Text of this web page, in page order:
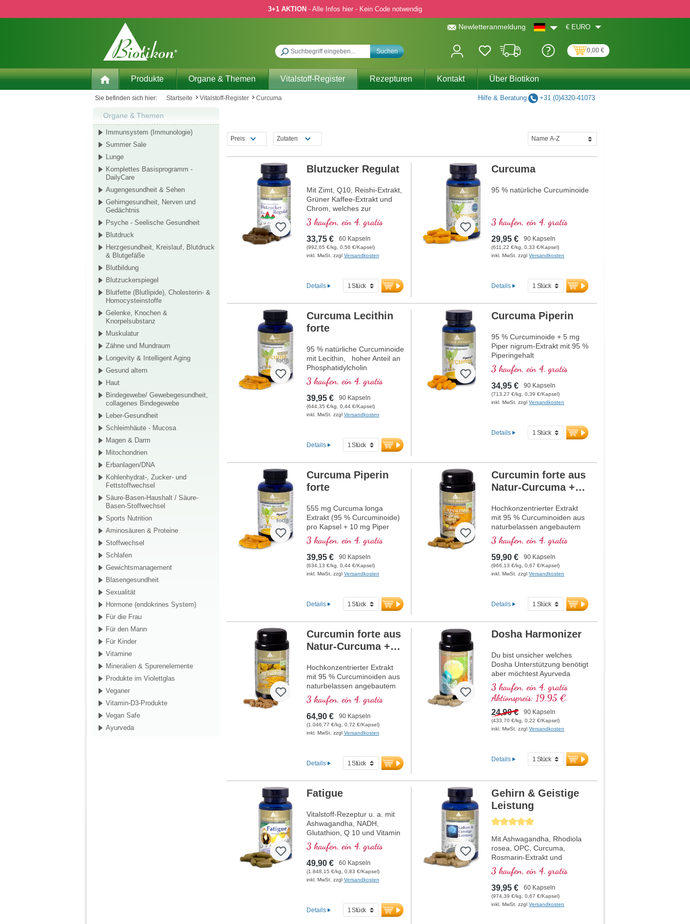
3+1 AKTION - Alle Infos hier - Kein Code notwendig
Newletteranmeldung € EURO
Suchen 0,00 €
Produkte Organe & Themen Vitalstoff-Register Rezepturen Kontakt Über Biotikon
Sie befinden sich hier: Startseite Vitalstoff-Register Curcuma Hilfe & Beratung +31 (0)4320-41073
Organe & Themen
Immunsystem (Immunologie)
Summer Sale
Lunge
Komplettes Basisprogramm -
DailyCare
Augengesundheit & Sehen
Gehirngesundheit, Nerven und
Gedächtnis
Psyche - Seelische Gesundheit
Blutdruck
Herzgesundheit, Kreislauf, Blutdruck
& Blutgefäße
Blutbildung
Blutzuckerspiegel
Blutfette (Blutlipide), Cholesterin- &
Homocysteinstoffe
Gelenke, Knochen &
Knorpelsubstanz
Muskulatur
Zähne und Mundraum
Longevity & Intelligent Aging
Gesund altern
Haut
Bindegewebe/ Gewebegesundheit,
collagenes Bindegewebe
Leber-Gesundheit
Schleimhäute - Mucosa
Magen & Darm
Mitochondrien
Erbanlagen/DNA
Kohlenhydrat-, Zucker- und
Fettstoffwechsel
Säure-Basen-Haushalt / Säure-
Basen-Stoffwechsel
Sports Nutrition
Aminosäuren & Proteine
Stoffwechsel
Schlafen
Gewichtsmanagement
Blasengesundheit
Sexualität
Hormone (endokrines System)
Für die Frau
Für den Mann
Für Kinder
Vitamine
Mineralien & Spurenelemente
Produkte im Violettglas
Veganer
Vitamin-D3-Produkte
Vegan Safe
Ayurveda
Preis Zutaten
Blutzucker Regulat
Mit Zimt, Q10, Reishi-Extrakt,
Grüner Kaffee-Extrakt und
Chrom, welches zur
Aufrechterhaltung eines
normalen Blutzuckerspiegels
beiträgt.
3 kaufen, ein 4. gratis
33,75 € 60 Kapseln
(992,65 €/kg, 0,56 €/Kapsel)
inkl. MwSt. zzgl Versandkosten
Details
Curcuma
95 % natürliche Curcuminoide
3 kaufen, ein 4. gratis
29,95 € 90 Kapseln
(611,22 €/kg, 0,33 €/Kapsel)
inkl. MwSt. zzglVersandkosten
Details
Curcuma Lecithin
forte
95 % natürliche Curcuminoide
mit Lecithin, hoher Anteil an
Phosphatidylcholin
3 kaufen, ein 4. gratis
39,95 € 90 Kapseln
(644,35 €/kg, 0,44 €/Kapsel)
inkl. MwSt. zzgl Versandkosten
Details
Curcuma Piperin
95 % Curcuminoide + 5 mg
Piper nigrum-Extrakt mit 95 %
Piperingehalt
3 kaufen, ein 4. gratis
34,95 € 90 Kapseln
(713,27 €/kg, 0,39 €/Kapsel)
inkl. MwSt. zzglVersandkosten
Details
Curcuma Piperin
forte
555 mg Curcuma longa
Extrakt (95 % Curcuminoide)
pro Kapsel + 10 mg Piper
nigrum-Extrakt
3 kaufen, ein 4. gratis
39,95 € 90 Kapseln
(634,13 €/kg, 0,44 €/Kapsel)
inkl. MwSt. zzgl Versandkosten
Details
Curcumin forte aus
Natur-Curcuma +
Hochkonzentrierter Extrakt
mit 95 % Curcuminoiden aus
naturbelassen angebautem
Curcuma longa und Ingwer-
Extrakt aus ebenfalls
naturbelassenem Anbau, im
hochwertigen Violettglas.
3 kaufen, ein 4. gratis
59,90 € 90 Kapseln
(966,13 €/kg, 0,67 €/Kapsel)
inkl. MwSt. zzglVersandkosten
Details
Curcumin forte aus
Natur-Curcuma +
Hochkonzentrierter Extrakt
mit 95 % Curcuminoiden aus
naturbelassen angebautem
Curcuma longa in
Kombination mit
Schwarzpfefferextrakt,
ebenfalls aus
naturbelassenem Anbau, im
3 kaufen, ein 4. gratis
64,90 € 90 Kapseln
(1.046,77 €/kg, 0,72 €/Kapsel)
inkl. MwSt. zzgl Versandkosten
Details
Dosha Harmonizer
Du bist unsicher welches
Dosha Unterstützung benötigt
aber möchtest Ayurveda
erfahren? Der Dosha
Harmonizer ist das Richtige
für Dich, im Violettglas.
3 kaufen, ein 4. gratis
Aktionspreis: 19,95 €
24,90 € 90 Kapseln
(433,70 €/kg, 0,22 €/Kapsel)
inkl. MwSt. zzglVersandkosten
Details
Fatigue
Vitalstoff-Rezeptur u. a. mit
Ashwagandha, NADH,
Glutathion, Q 10 und Vitamin
B12, welches zur
Verringerung von Müdigkeit
und Ermüdung beiträgt.
3 kaufen, ein 4. gratis
49,90 € 60 Kapseln
(1.848,15 €/kg, 0,83 €/Kapsel)
inkl. MwSt. zzgl Versandkosten
Details
Durchschnittliche Bewertung von 5 von 5 Sternen
Gehirn & Geistige
Leistung
Mit Ashwagandha, Rhodiola
rosea, OPC, Curcuma,
Rosmarin-Extrakt und
Pantothensäure, welche zu
einer normalen geistigen
Leistungsfähigkeit beiträgt
und an der Synthese und
dem Stoffwechsel einiger
3 kaufen, ein 4. gratis
39,95 € 60 Kapseln
(974,39 €/kg, 0,67 €/Kapsel)
inkl. MwSt. zzglVersandkosten